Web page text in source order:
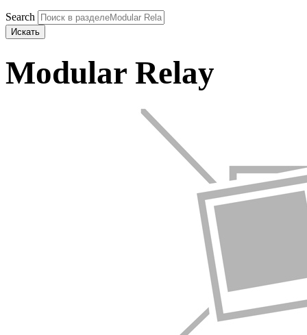
Search
Искать
Modular Relay